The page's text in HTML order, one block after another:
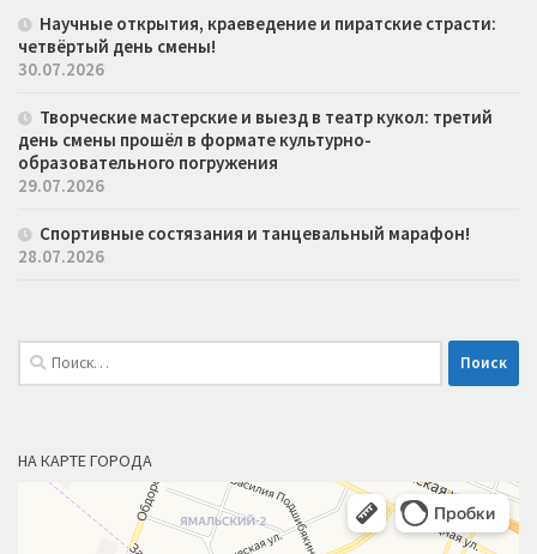
Научные открытия, краеведение и пиратские страсти:
четвёртый день смены!
30.07.2026
Творческие мастерские и выезд в театр кукол: третий
день смены прошёл в формате культурно-
образовательного погружения
29.07.2026
Спортивные состязания и танцевальный марафон!
28.07.2026
Найти:
НА КАРТЕ ГОРОДА